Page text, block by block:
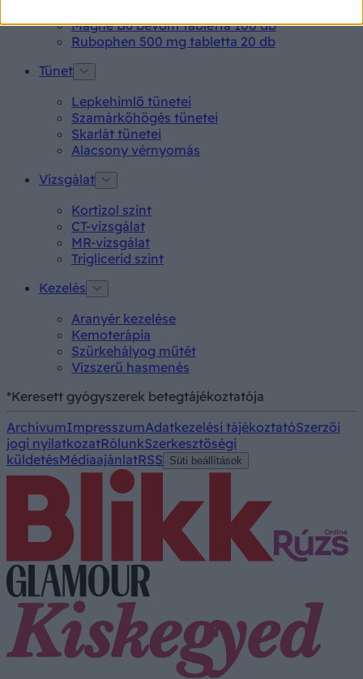
Magne B6 bevont tabletta 100 db
Rubophen 500 mg tabletta 20 db
Tünet
Lepkehimlő tünetei
Szamárköhögés tünetei
Skarlát tünetei
Alacsony vérnyomás
Vizsgálat
Kortizol szint
CT-vizsgálat
MR-vizsgálat
Triglicerid szint
Kezelés
Aranyér kezelése
Kemoterápia
Szürkehályog műtét
Vízszerű hasmenés
*Keresett gyógyszerek betegtájékoztatója
ArchívumImpresszumAdatkezelési tájékoztatóSzerzői
jogi nyilatkozatRólunkSzerkesztőségi
küldetésMédiaajánlatRSS Süti beállítások